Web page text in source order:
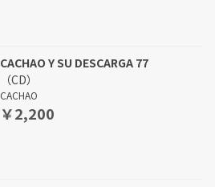
CACHAO Y SU DESCARGA 77
（CD）
CACHAO
￥2,200